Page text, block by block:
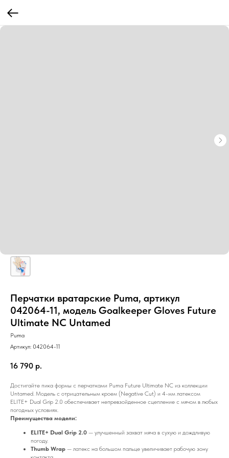
Перчатки вратарские Puma, артикул
042064-11, модель Goalkeeper Gloves Future
Ultimate NC Untamed
Puma
Артикул: 042064-11
16 790 р.
Достигайте пика формы с перчатками Puma Future Ultimate NC из коллекции
Untamed. Модель с отрицательным кроем (Negative Cut) и 4-мм латексом
ELITE+ Dual Grip 2.0 обеспечивает непревзойденное сцепление с мячом в любых
погодных условиях.
Преимущества модели:
ELITE+ Dual Grip 2.0 — улучшенный захват мяча в сухую и дождливую
погоду.
Thumb Wrap — латекс на большом пальце увеличивает рабочую зону